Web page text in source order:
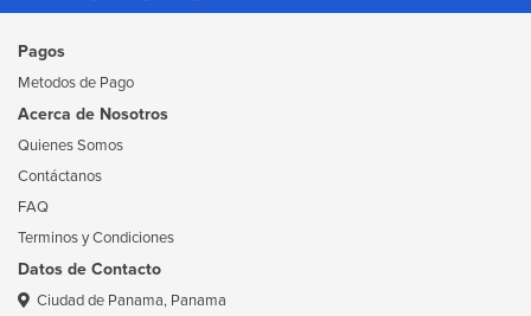
Pagos
Metodos de Pago
Acerca de Nosotros
Quienes Somos
Contáctanos
FAQ
Terminos y Condiciones
Datos de Contacto
Ciudad de Panama, Panama